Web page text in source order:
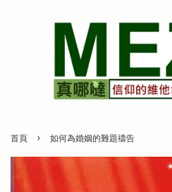
首頁 › 如何為婚姻的難題禱告